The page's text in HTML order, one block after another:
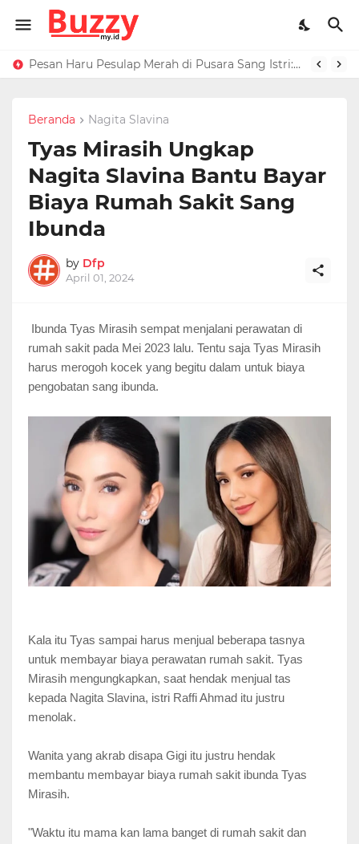
Pesan Haru Pesulap Merah di Pusara Sang Istri: Sekarang Kamu Enggak Perlu Sakit Disuntik Lagi
Raffi Ahmad Masih di LN, Kirim Rp 1 M ke Jeje Buat Korban Longsor Bandung Barat
Beranda Nagita Slavina
Tyas Mirasih Ungkap
Nagita Slavina Bantu Bayar
Biaya Rumah Sakit Sang
Ibunda
by Dfp
April 01, 2024
Ibunda Tyas Mirasih sempat menjalani perawatan di
rumah sakit pada Mei 2023 lalu. Tentu saja Tyas Mirasih
harus merogoh kocek yang begitu dalam untuk biaya
pengobatan sang ibunda.
Kala itu Tyas sampai harus menjual beberapa tasnya
untuk membayar biaya perawatan rumah sakit. Tyas
Mirasih mengungkapkan, saat hendak menjual tas
kepada Nagita Slavina, istri Raffi Ahmad itu justru
menolak.
Wanita yang akrab disapa Gigi itu justru hendak
membantu membayar biaya rumah sakit ibunda Tyas
Mirasih.
"Waktu itu mama kan lama banget di rumah sakit dan